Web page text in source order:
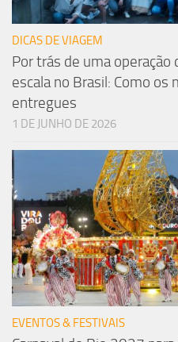
DICAS DE VIAGEM
Por trás de uma
escala no Brasil: Como os
entregues
1 DE JUNHO DE 2026
EVENTOS & FESTIVAIS